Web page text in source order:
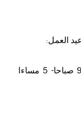
العمل:
9 صباحا- 5 مساءا